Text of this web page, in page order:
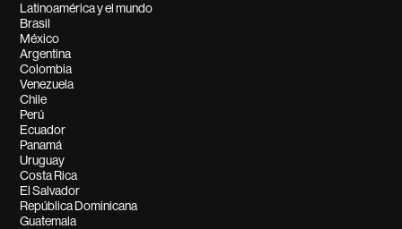
Latinoamérica y el mundo
Brasil
México
Argentina
Colombia
Venezuela
Chile
Perú
Ecuador
Panamá
Uruguay
Costa Rica
El Salvador
República Dominicana
Guatemala